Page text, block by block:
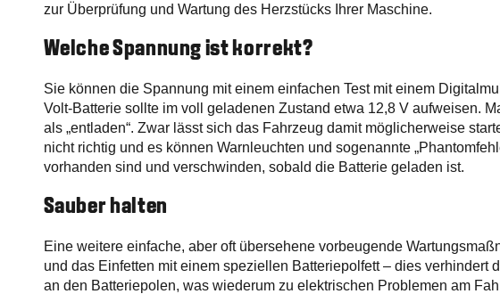
zur Überprüfung und Wartung des Herzstücks Ihrer Maschine.
Welche Spannung ist korrekt?
Sie können die Spannung mit einem einfachen Test mit einem
Volt-Batterie sollte im voll geladenen Zustand etwa 12,8 V aufweisen.
als „entladen“. Zwar lässt sich das Fahrzeug damit möglicherweise
nicht richtig und es können Warnleuchten und sogenannte
vorhanden sind und verschwinden, sobald die Batterie geladen ist.
Sauber halten
Eine weitere einfache, aber oft übersehene vorbeugende
und das Einfetten mit einem speziellen Batteriepolfett – dies verhindert
an den Batteriepolen, was wiederum zu elektrischen Problemen am